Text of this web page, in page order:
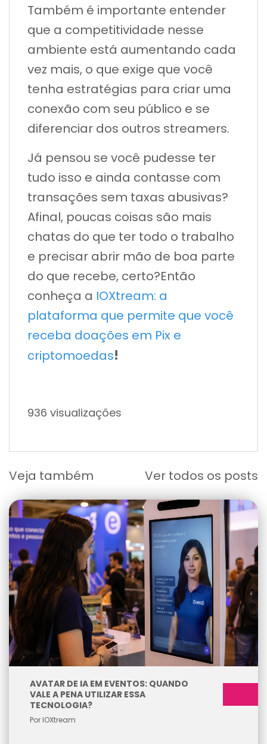
Também é importante entender
que a competitividade nesse
ambiente está aumentando cada
vez mais, o que exige que você
tenha estratégias para criar uma
conexão com seu público e se
diferenciar dos outros streamers.
Já pensou se você pudesse ter
tudo isso e ainda contasse com
transações sem taxas abusivas?
Afinal, poucas coisas são mais
chatas do que ter todo o trabalho
e precisar abrir mão de boa parte
do que recebe, certo?Então
conheça a IOXtream: a
plataforma que permite que você
receba doações em Pix e
criptomoedas!
936 visualizações
Veja também Ver todos os posts
AVATAR DE IA EM EVENTOS: QUANDO
VALE A PENA UTILIZAR ESSA
TECNOLOGIA?
Por IOXtream